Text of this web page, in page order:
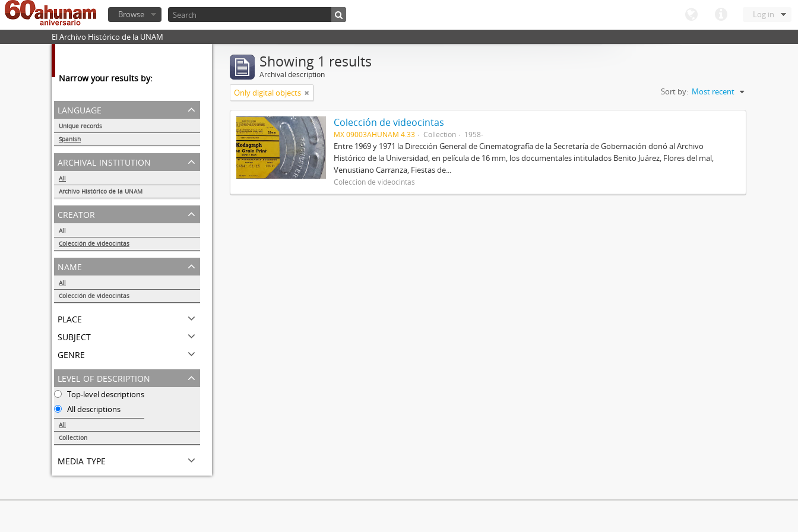
Log in
Browse
El Archivo Histórico de la UNAM
Narrow your results by:
language
Unique records
Spanish
1
archival institution
All
Archivo Histórico de la UNAM
1
creator
All
Colección de videocintas
1
name
All
Colección de videocintas
place
subject
genre
level of description
Top-level descriptions
All descriptions
All
Collection
media type
Showing 1 results
Archival description
Only digital objects Sort by: Most recent
Colección de videocintas
MX 09003AHUNAM 4.33 Collection 1958-
Entre 1969 y 1971 la Dirección General de Cinematografía de la Secretaría de Gobernación donó al Archivo
Histórico de la Universidad, en película de 16 mm, los documentales intitulados Benito Juárez, Flores del mal,
Venustiano Carranza, Fiestas de...
Colección de videocintas